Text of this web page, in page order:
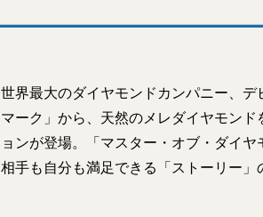
世界最大のダイヤモンドカンパニー、
マーク」から、天然のメレダイヤモン
ョンが登場。「マスター・オブ・ダイ
相手も自分も満足できる「ストーリー」